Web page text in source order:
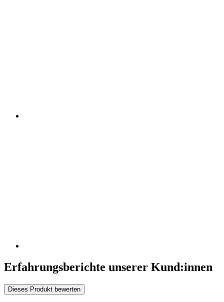
Erfahrungsberichte unserer Kund:innen
Dieses Produkt bewerten